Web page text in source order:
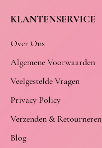
KLANTENSERVICE
Over Ons
Algemene Voorwaarden
Veelgestelde Vragen
Privacy Policy
Verzenden & Retourneren
Blog